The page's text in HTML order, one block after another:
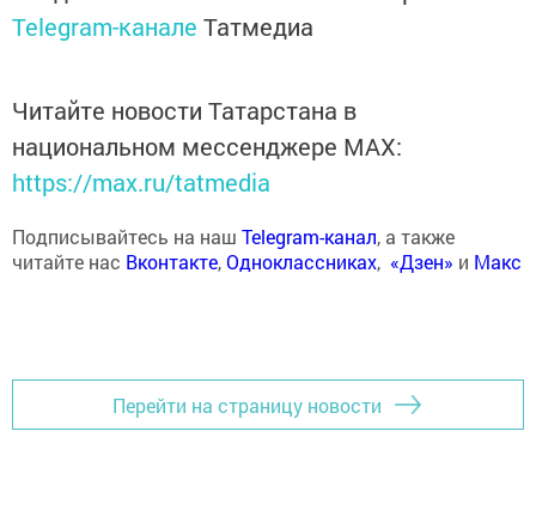
Telegram-канале Татмедиа
Читайте новости Татарстана в
национальном мессенджере MАХ:
https://max.ru/tatmedia
Подписывайтесь на наш Telegram-канал, а также
читайте нас Вконтакте,Одноклассниках, «Дзен» и Макс
Перейти на страницу новости